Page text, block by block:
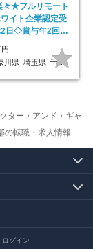
々★フルリモート
イト企業認定受
日◇賞与年2回
埼玉県_千葉県_大阪府…
ター・アンド・ギャ
の転職・求人情報
ログイン